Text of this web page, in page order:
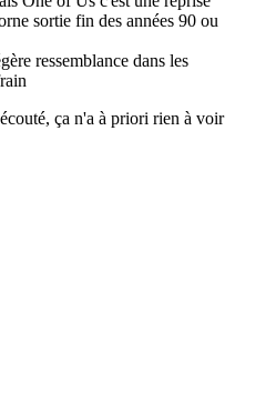
sortie fin des années 90 ou
ressemblance dans les
ça n'a à priori rien à voir